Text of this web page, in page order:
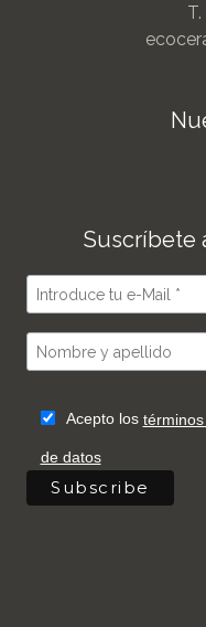
T.
Suscríbete
Acepto los
de datos